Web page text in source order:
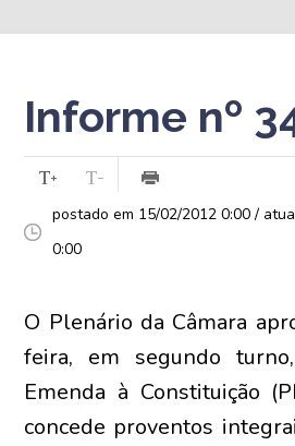
Informe nº
postado em 15/02/2012 0:00 /
0:00
O Plenário da Câmara
feira, em segundo
Emenda à Constituição
concede proventos